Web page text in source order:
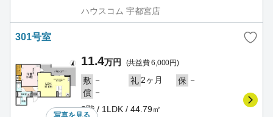
ハウスコム 宇都宮店
301号室
写真を見る
11.4万円 (共益費 6,000円)
敷 － 礼 2ヶ月 保 －
償 －
3階 / 1LDK / 44.79㎡